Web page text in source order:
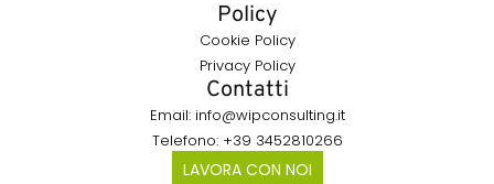
Policy
Cookie Policy
Privacy Policy
Contatti
Email: info@wipconsulting.it
Telefono: +39 3452810266
LAVORA CON NOI